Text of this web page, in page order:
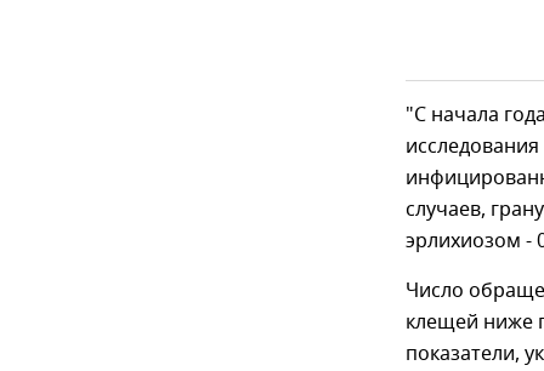
"С начала
случаев,
эрлихиозом -
Число
клещей ниже
показатели,